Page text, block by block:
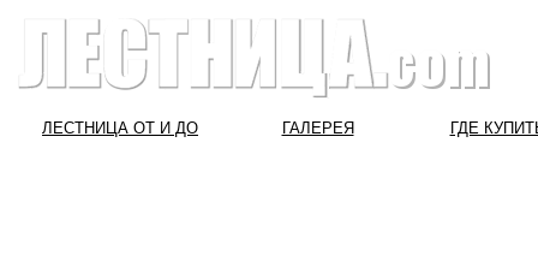
ЛЕСТНИЦА ОТ И ДО ГАЛЕРЕЯ ГДЕ